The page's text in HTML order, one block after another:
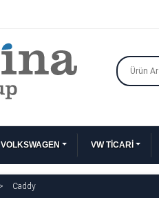
VOLKSWAGEN VW TİCARİ
Caddy